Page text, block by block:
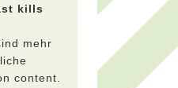
kills
mehr
content.